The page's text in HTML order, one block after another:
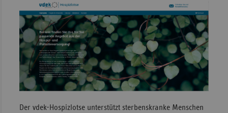
Der vdek-Hospizlotse unterstützt sterbenskranke Menschen